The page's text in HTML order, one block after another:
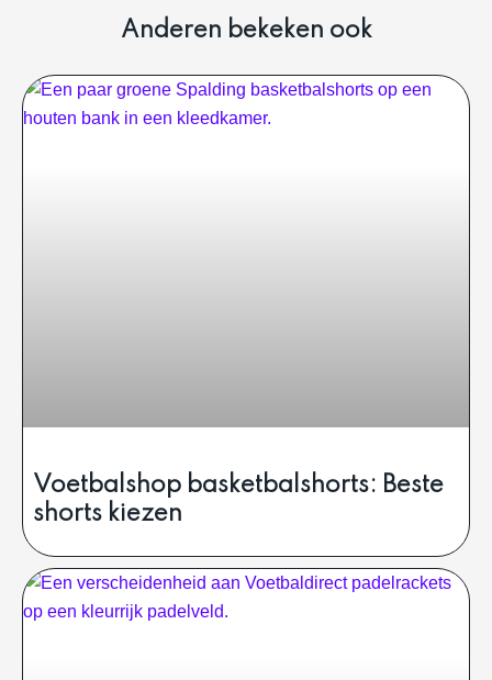
Anderen bekeken ook
Voetbalshop basketbalshorts: Beste
shorts kiezen